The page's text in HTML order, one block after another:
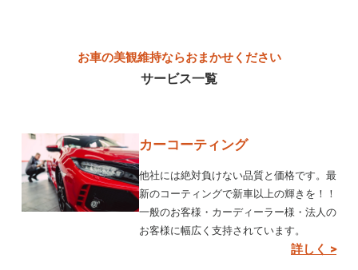
お車の美観維持ならおまかせください
サービス一覧
カーコーティング
他社には絶対負けない品質と価格です。最
新のコーティングで新車以上の輝きを！！
一般のお客様・カーディーラー様・法人の
お客様に幅広く支持されています。
詳しく >